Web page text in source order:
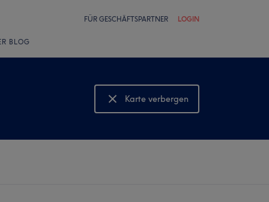
FÜR GESCHÄFTSPARTNER LOGIN
BLOG
Karte verbergen
Karte anzeigen